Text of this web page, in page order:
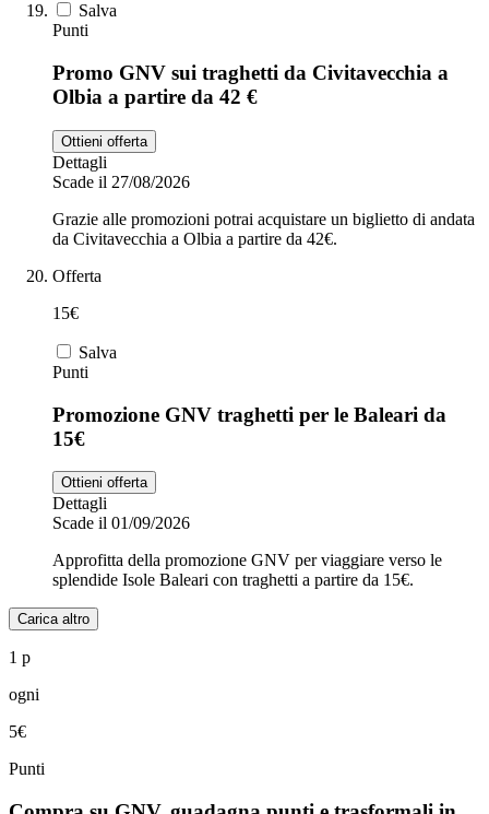
Salva
Punti
Promo GNV sui traghetti da Civitavecchia a
Olbia a partire da 42 €
Ottieni offerta
Dettagli
Scade il 27/08/2026
Grazie alle promozioni potrai acquistare un biglietto di andata
da Civitavecchia a Olbia a partire da 42€.
Offerta
15€
Salva
Punti
Promozione GNV traghetti per le Baleari da
15€
Ottieni offerta
Dettagli
Scade il 01/09/2026
Approfitta della promozione GNV per viaggiare verso le
splendide Isole Baleari con traghetti a partire da 15€.
Carica altro
1 p
ogni
5€
Punti